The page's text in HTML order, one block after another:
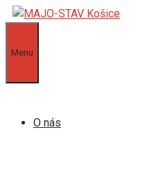
Preskočiť
obsah
Menu
O nás